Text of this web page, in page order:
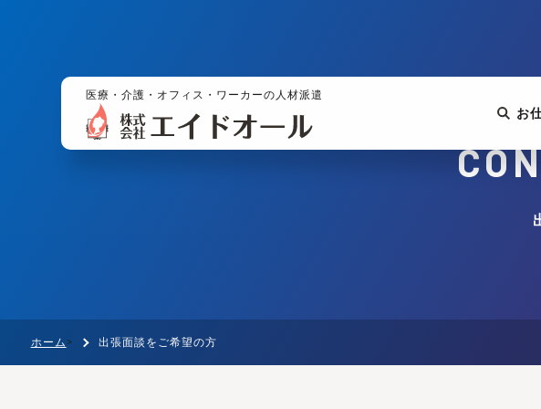
医療・介護・オフィス・ワーカーの人材派遣
お
ホーム> 出張面談をご希望の方